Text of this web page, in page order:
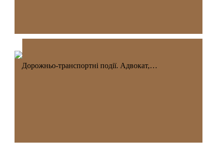
Дорожньо-транспортні події. Адвокат,…